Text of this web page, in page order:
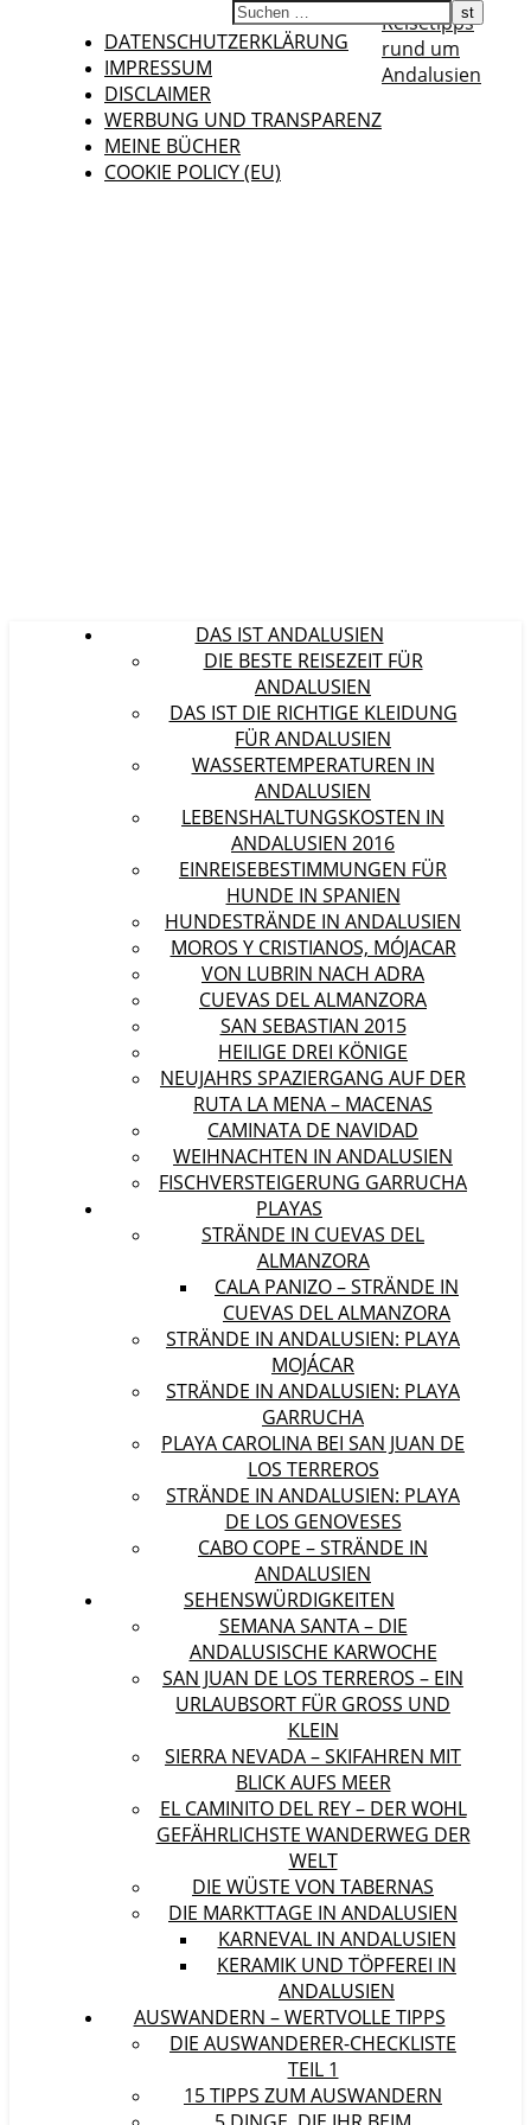
DATENSCHUTZERKLÄRUNG
IMPRESSUM
DISCLAIMER
WERBUNG UND TRANSPARENZ
MEINE BÜCHER
COOKIE POLICY (EU)
Reisetipps
rund um
Andalusien
DAS IST ANDALUSIEN
DIE BESTE REISEZEIT FÜR
ANDALUSIEN
DAS IST DIE RICHTIGE KLEIDUNG
FÜR ANDALUSIEN
WASSERTEMPERATUREN IN
ANDALUSIEN
LEBENSHALTUNGSKOSTEN IN
ANDALUSIEN 2016
EINREISEBESTIMMUNGEN FÜR
HUNDE IN SPANIEN
HUNDESTRÄNDE IN ANDALUSIEN
MOROS Y CRISTIANOS, MÓJACAR
VON LUBRIN NACH ADRA
CUEVAS DEL ALMANZORA
SAN SEBASTIAN 2015
HEILIGE DREI KÖNIGE
NEUJAHRS SPAZIERGANG AUF DER
RUTA LA MENA – MACENAS
CAMINATA DE NAVIDAD
WEIHNACHTEN IN ANDALUSIEN
FISCHVERSTEIGERUNG GARRUCHA
PLAYAS
STRÄNDE IN CUEVAS DEL
ALMANZORA
CALA PANIZO – STRÄNDE IN
CUEVAS DEL ALMANZORA
STRÄNDE IN ANDALUSIEN: PLAYA
MOJÁCAR
STRÄNDE IN ANDALUSIEN: PLAYA
GARRUCHA
PLAYA CAROLINA BEI SAN JUAN DE
LOS TERREROS
STRÄNDE IN ANDALUSIEN: PLAYA
DE LOS GENOVESES
CABO COPE – STRÄNDE IN
ANDALUSIEN
SEHENSWÜRDIGKEITEN
SEMANA SANTA – DIE
ANDALUSISCHE KARWOCHE
SAN JUAN DE LOS TERREROS – EIN
URLAUBSORT FÜR GROSS UND K
LEIN
SIERRA NEVADA – SKIFAHREN MIT
BLICK AUFS MEER
EL CAMINITO DEL REY – DER WOHL
GEFÄHRLICHSTE WANDERWEG DER
WELT
DIE WÜSTE VON TABERNAS
DIE MARKTTAGE IN ANDALUSIEN
KARNEVAL IN ANDALUSIEN
KERAMIK UND TÖPFEREI IN
ANDALUSIEN
AUSWANDERN – WERTVOLLE TIPPS
DIE AUSWANDERER-CHECKLISTE
TEIL 1
15 TIPPS ZUM AUSWANDERN